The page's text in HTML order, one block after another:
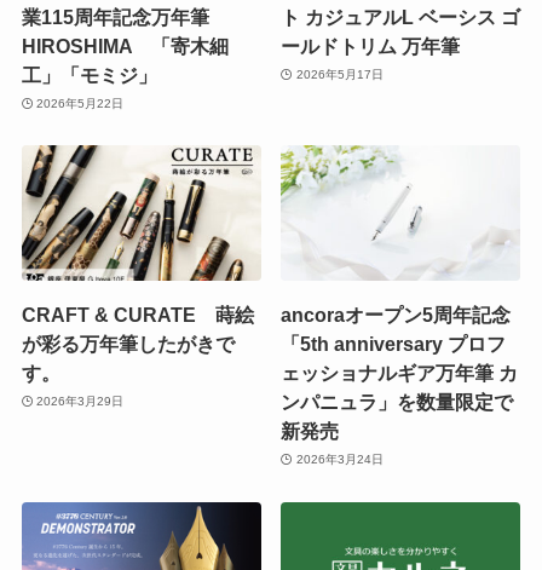
業115周年記念万年筆
HIROSHIMA 「寄木細
工」「モミジ」
2026年5月22日
ト カジュアルL ベーシス ゴ
ールドトリム 万年筆
2026年5月17日
CRAFT & CURATE 蒔絵
が彩る万年筆したがきで
す。
2026年3月29日
ancoraオープン5周年記念
「5th anniversary プロフ
ェッショナルギア万年筆 カ
ンパニュラ」を数量限定で
新発売
2026年3月24日